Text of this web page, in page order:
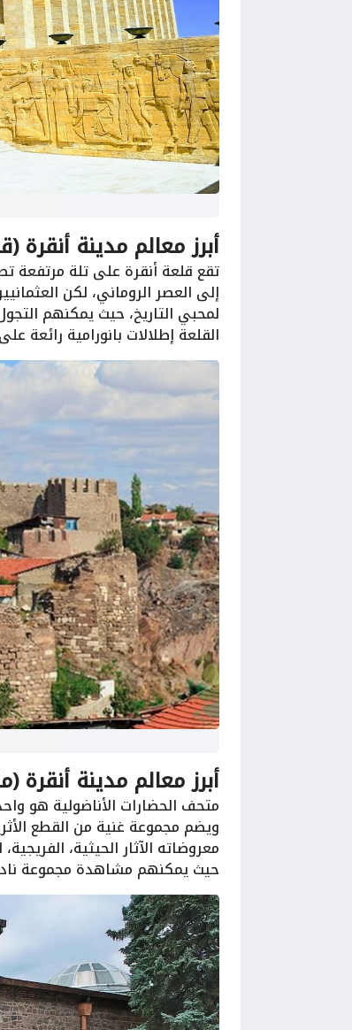
أبرز معالم مدينة أنقرة
تقع قلعة أنقرة على تلة مرتفعة
إلى العصر الروماني، لكن
لمحبي التاريخ، حيث يمكنهم
القلعة إطلالات بانورامية
أبرز معالم مدينة أنقرة
متحف الحضارات الأناضولية هو
ويضم مجموعة غنية من القطع
معروضاته الآثار الحيثية،
حيث يمكنهم مشاهدة مجموعة